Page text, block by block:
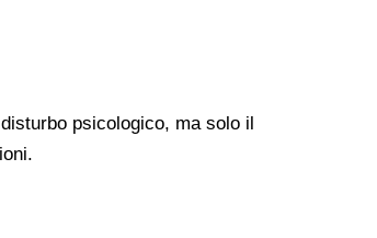
psicologico, ma solo il